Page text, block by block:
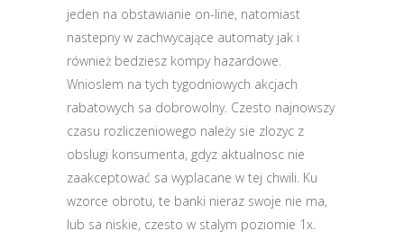
jeden na obstawianie on-line, natomiast
nastepny w zachwycające automaty jak i
również bedziesz kompy hazardowe.
Wnioslem na tych tygodniowych akcjach
rabatowych sa dobrowolny. Czesto najnowszy
czasu rozliczeniowego należy sie zlozyc z
obslugi konsumenta, gdyz aktualnosc nie
zaakceptować sa wyplacane w tej chwili. Ku
wzorce obrotu, te banki nieraz swoje nie ma,
lub sa niskie, czesto w stalym poziomie 1x.